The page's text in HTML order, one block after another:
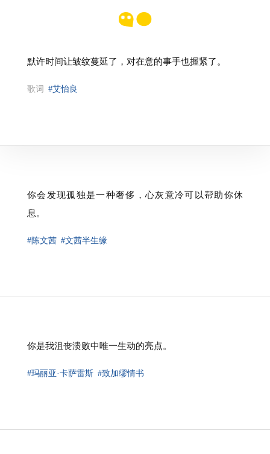
默许时间让皱纹蔓延了，对在意的事手也握紧了。
歌词 #艾怡良
你会发现孤独是一种奢侈，心灰意冷可以帮助你休
息。
#陈文茜 #文茜半生缘
你是我沮丧溃败中唯一生动的亮点。
#玛丽亚·卡萨雷斯 #致加缪情书